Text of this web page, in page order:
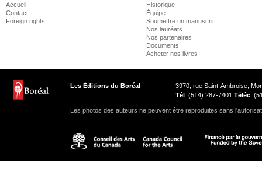
Accueil
Contact
Foreign rights
Historique
Équipe
Soumettre un manuscrit
Nos lauréats
Nos partenaires
Documents
Acheter nos livres
Les Éditions du Boréal
3970, rue Saint-Ambroise,
Tél : (514) 287-7401 Téléc:
Les photos des auteurs ne peuvent être reproduites sans